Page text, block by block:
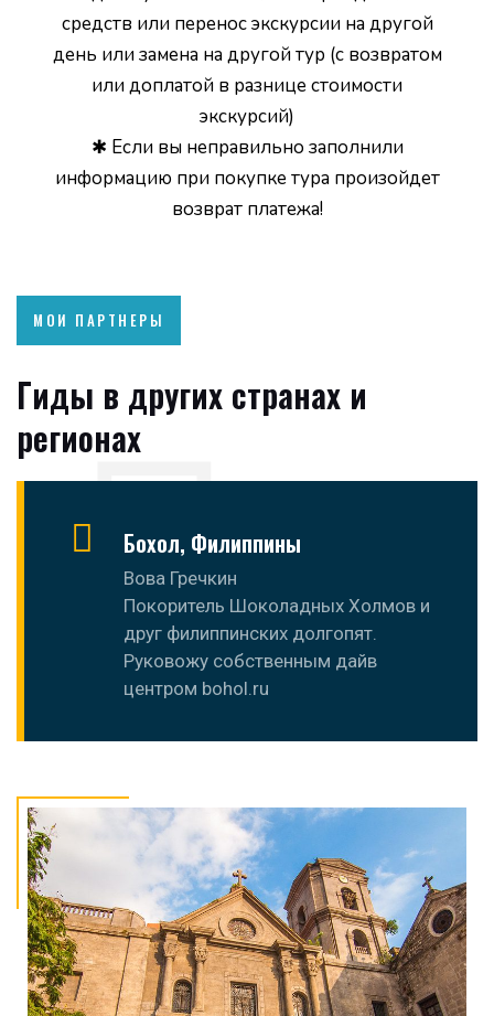
средств или перенос экскурсии на другой
день или замена на другой тур (с возвратом
или доплатой в разнице стоимости
экскурсий)
✱ Если вы неправильно заполнили
информацию при покупке тура произойдет
возврат платежа!
МОИ ПАРТНЕРЫ
Гиды в других странах и
регионах
Бохол, Филиппины
Вова Гречкин
Покоритель Шоколадных Холмов и
друг филиппинских долгопят.
Руковожу собственным дайв
центром bohol.ru